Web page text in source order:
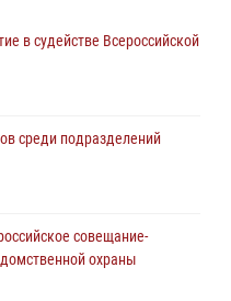
в судействе Всероссийской
среди подразделений
совещание-
охраны